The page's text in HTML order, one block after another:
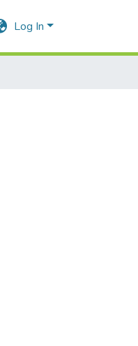
Log In